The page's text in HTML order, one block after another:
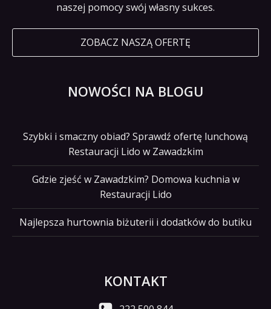
naszej pomocy swój własny sukces.
ZOBACZ NASZĄ OFERTĘ
NOWOŚCI NA BLOGU
Szybki i smaczny obiad? Sprawdź ofertę lunchową
Restauracji Lido w Zawadzkim
Gdzie zjeść w Zawadzkim? Domowa kuchnia w
Restauracji Lido
Najlepsza hurtownia biżuterii i dodatków do butiku
KONTAKT